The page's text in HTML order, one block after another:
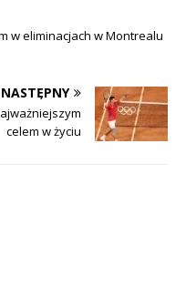
w eliminacjach w Montrealu
NASTĘPNY
celem w życiu